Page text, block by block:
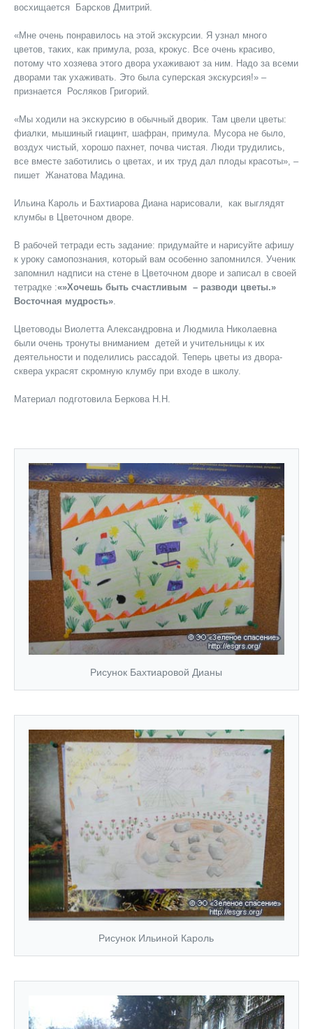
восхищается Барсков Дмитрий.
«Мне очень понравилось на этой экскурсии. Я узнал много
цветов, таких, как примула, роза, крокус. Все очень красиво,
потому что хозяева этого двора ухаживают за ним. Надо за всеми
дворами так ухаживать. Это была суперская экскурсия!» –
признается Росляков Григорий.
«Мы ходили на экскурсию в обычный дворик. Там цвели цветы:
фиалки, мышиный гиацинт, шафран, примула. Мусора не было,
воздух чистый, хорошо пахнет, почва чистая. Люди трудились,
все вместе заботились о цветах, и их труд дал плоды красоты», –
пишет Жанатова Мадина.
Ильина Кароль и Бахтиарова Диана нарисовали, как выглядят
клумбы в Цветочном дворе.
В рабочей тетради есть задание: придумайте и нарисуйте афишу
к уроку самопознания, который вам особенно запомнился. Ученик
запомнил надписи на стене в Цветочном дворе и записал в своей
тетрадке :«»Хочешь быть счастливым – разводи цветы.»
Восточная мудрость».
Цветоводы Виолетта Александровна и Людмила Николаевна
были очень тронуты вниманием детей и учительницы к их
деятельности и поделились рассадой. Теперь цветы из двора-
сквера украсят скромную клумбу при входе в школу.
Материал подготовила Беркова Н.Н.
Рисунок Бахтиаровой Дианы
Рисунок Ильиной Кароль